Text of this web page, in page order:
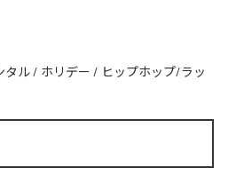
タル / ホリデー / ヒップホップ/ラッ